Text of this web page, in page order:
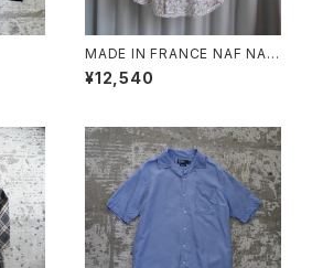
MADE IN FRANCE NAF NAF
FLORAL PRINT SHIRT
¥12,540